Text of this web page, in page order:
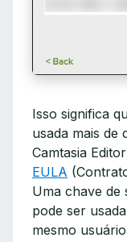
Isso significa
usada mais de
Camtasia
EULA
Uma chave
pode ser
mesmo